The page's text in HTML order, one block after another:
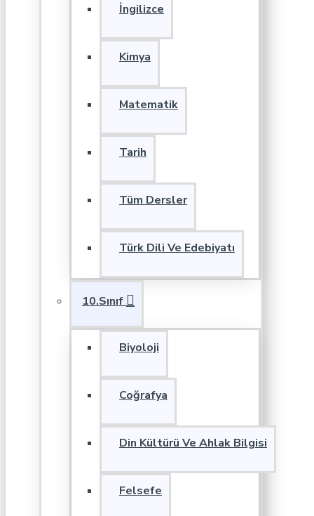
İngilizce
Kimya
Matematik
Tarih
Tüm Dersler
Türk Dili Ve Edebiyatı
10.Sınıf
Biyoloji
Coğrafya
Din Kültürü Ve Ahlak Bilgisi
Felsefe